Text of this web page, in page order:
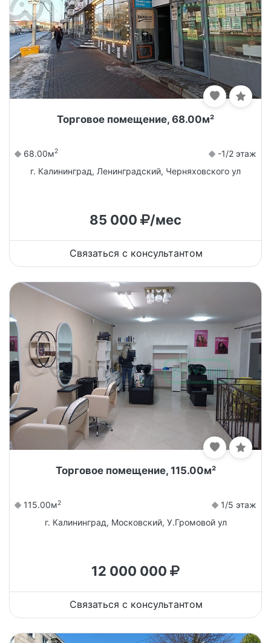
Торговое помещение, 68.00м²
68.00м2
-1/2 этаж
г. Калининград, Ленинградский, Черняховского ул
85 000 /мес
Связаться с консультантом
Торговое помещение, 115.00м²
115.00м2
1/5 этаж
г. Калининград, Московский, У.Громовой ул
12 000 000
Связаться с консультантом